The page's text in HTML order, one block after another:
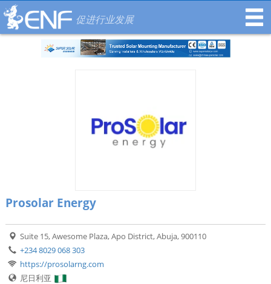
促进行业发展
Prosolar Energy
Suite 15, Awesome Plaza, Apo District, Abuja, 900110
+234 8029 068 303
https://prosolarng.com
尼日利亚